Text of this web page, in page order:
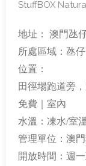
StuffBOX
地址： 澳門氹
所處區域：氹
位置：
田徑場跑道旁
免費｜室內
水溫：凍水/室
管理單位：澳
開放時間：週